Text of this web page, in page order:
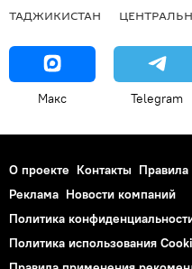
ТАДЖИКИСТАН
Макс Telegram
О проекте Контакты Правила
Реклама Новости компаний
Политика
Политика использования